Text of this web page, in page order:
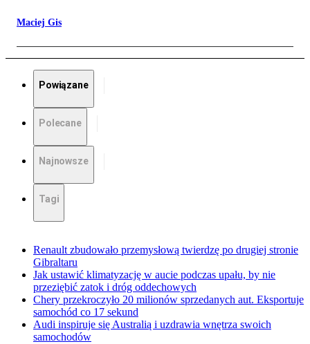
Maciej Gis
Powiązane
Polecane
Najnowsze
Tagi
Renault zbudowało przemysłową twierdzę po drugiej stronie
Gibraltaru
Jak ustawić klimatyzację w aucie podczas upału, by nie
przeziębić zatok i dróg oddechowych
Chery przekroczyło 20 milionów sprzedanych aut. Eksportuje
samochód co 17 sekund
Audi inspiruje się Australią i uzdrawia wnętrza swoich
samochodów